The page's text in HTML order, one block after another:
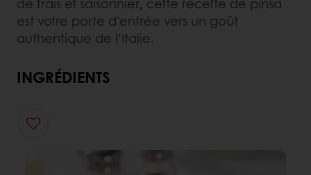
est votre porte d’entrée vers un goût
authentique de l’Italie.
INGRÉDIENTS